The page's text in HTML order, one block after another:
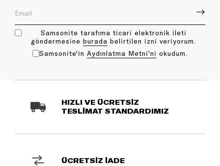
Samsonite tarafıma ticari elektronik ileti
göndermesine bu rada belirtilen izni veriyorum.
Samsonite'in Aydınlatma Metni'ni okudum.
HIZLI VE ÜCRETSİZ
TESLİMAT STANDARDIMIZ
ÜCRETSİZ İADE